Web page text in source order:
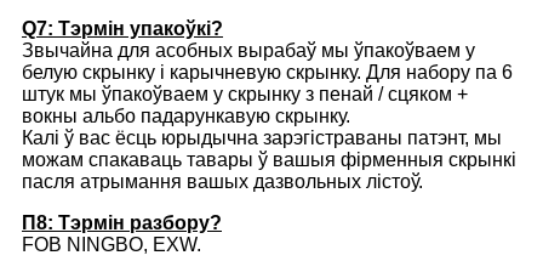
Q7: Тэрмін упакоўкі?
Звычайна для асобных вырабаў мы ўпакоўваем у
белую скрынку і карычневую скрынку. Для набору па 6
штук мы ўпакоўваем у скрынку з пенай / сцяком +
вокны альбо падарункавую скрынку.
Калі ў вас ёсць юрыдычна зарэгістраваны патэнт, мы
можам спакаваць тавары ў вашыя фірменныя скрынкі
пасля атрымання вашых дазвольных лістоў.
П8: Тэрмін разбору?
FOB NINGBO, EXW.